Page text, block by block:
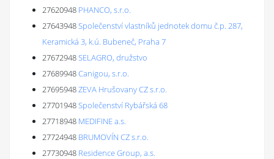
27620948 PHANCO, s.r.o.
27643948Společenství vlastníků jednotek domu č.p. 287,
Keramická 3, k.ú. Bubeneč, Praha 7
27672948SELAGRO, družstvo
27689948Canigou, s.r.o.
27695948ZEVA Hrušovany CZ s.r.o.
27701948Společenství Rybářská 68
27718948 MEDIFINE a.s.
27724948 BRUMOVÍN CZ s.r.o.
27730948 Residence Group, a.s.